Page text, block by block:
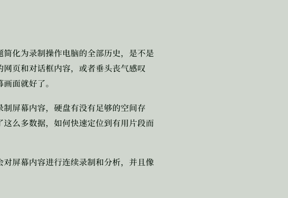
化为录制操作电脑的全部历史，是不是
页和对话框内容，或者垂头丧气感叹
面就好了。
屏幕内容，硬盘有没有足够的空间存
么多数据，如何快速定位到有用片段而
屏幕内容进行连续录制和分析，并且像